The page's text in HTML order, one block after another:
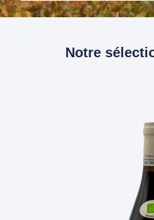
Notre